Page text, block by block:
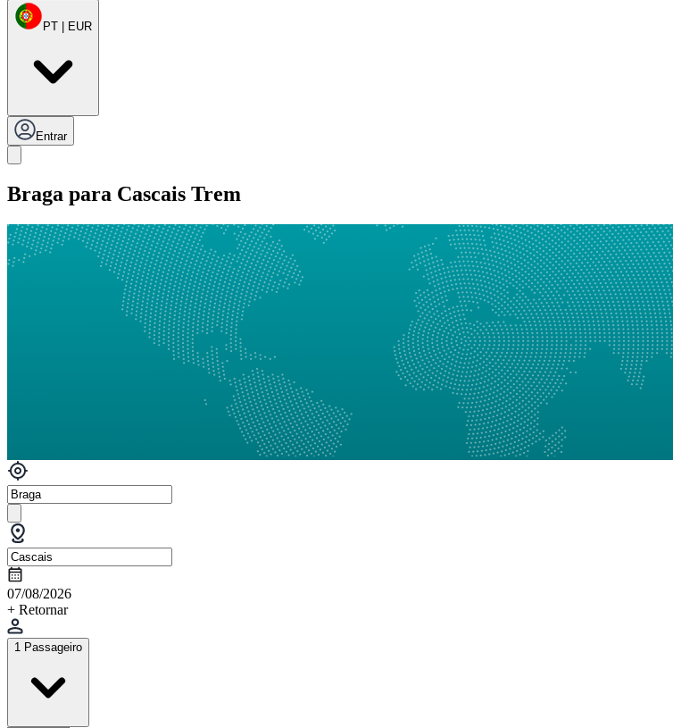
PT | EUR
Entrar
Braga para Cascais Trem
07/08/2026
+ Retornar
1 Passageiro